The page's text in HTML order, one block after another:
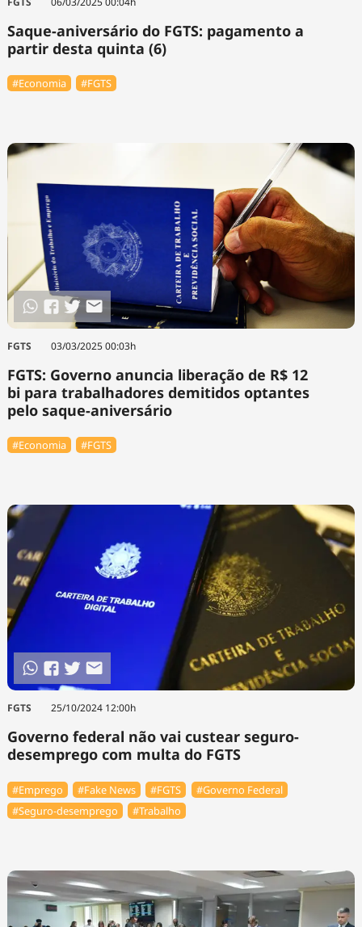
Saque-aniversário do FGTS: pagamento a
partir desta quinta (6)
#Economia #FGTS
FGTS 03/03/2025 00:03h
FGTS: Governo anuncia liberação de R$ 12
bi para trabalhadores demitidos optantes
pelo saque-aniversário
#Economia #FGTS
FGTS 25/10/2024 12:00h
Governo federal não vai custear seguro-
desemprego com multa do FGTS
#Emprego #Fake News #FGTS
#Governo Federal
#Seguro-desemprego
#Trabalho